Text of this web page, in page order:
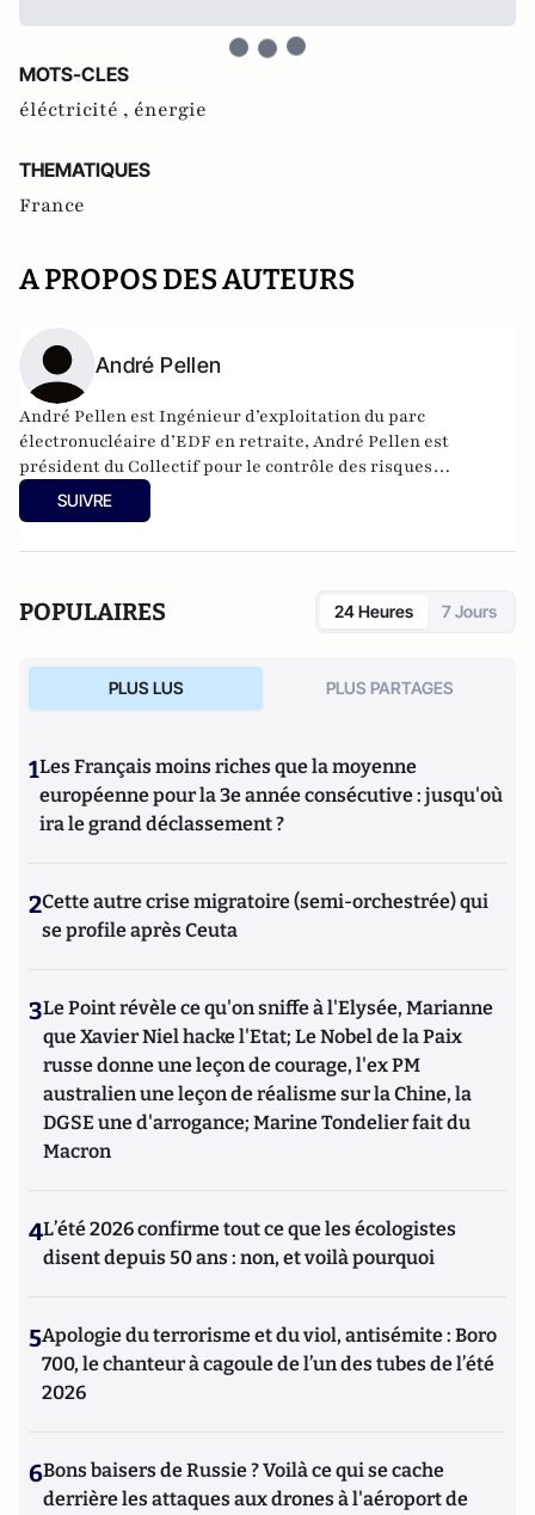
MOTS-CLES
éléctricité , énergie
THEMATIQUES
France
A PROPOS DES AUTEURS
André Pellen
André Pellen est Ingénieur d’exploitation du parc
électronucléaire d’EDF en retraite, André Pellen est
président du Collectif pour le contrôle des risques
radioactifs (CCRR) et membre de Science-Technologies-
Actions (STA), groupe d'action pour la promotion des
SUIVRE
POPULAIRES 24 Heures 7 Jours
PLUS LUS PLUS PARTAGES
1Les Français moins riches que la moyenne
européenne pour la 3e année consécutive : jusqu'où
ira le grand déclassement ?
2Cette autre crise migratoire (semi-orchestrée) qui
se profile après Ceuta
3Le Point révèle ce qu'on sniffe à l'Elysée, Marianne
que Xavier Niel hacke l'Etat; Le Nobel de la Paix
russe donne une leçon de courage, l'ex PM
australien une leçon de réalisme sur la Chine, la
DGSE une d'arrogance; Marine Tondelier fait du
Macron
4L’été 2026 confirme tout ce que les écologistes
disent depuis 50 ans : non, et voilà pourquoi
5Apologie du terrorisme et du viol, antisémite : Boro
700, le chanteur à cagoule de l’un des tubes de l’été
2026
6Bons baisers de Russie ? Voilà ce qui se cache
derrière les attaques aux drones à l'aéroport de